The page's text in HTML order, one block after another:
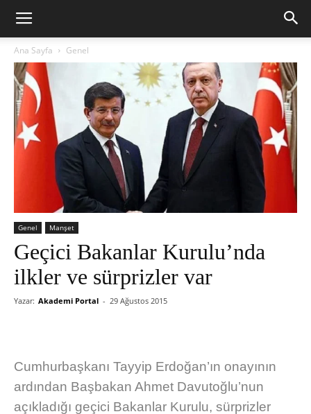
Ana Sayfa Genel
Genel Manşet
Geçici Bakanlar Kurulu’nda
ilkler ve sürprizler var
Yazar: Akademi Portal - 29 Ağustos 2015
Cumhurbaşkanı Tayyip Erdoğan’ın onayının
ardından Başbakan Ahmet Davutoğlu’nun
açıkladığı geçici Bakanlar Kurulu, sürprizler